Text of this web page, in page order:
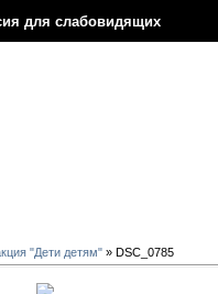
для слабовидящих
"Дети детям" » DSC_0785